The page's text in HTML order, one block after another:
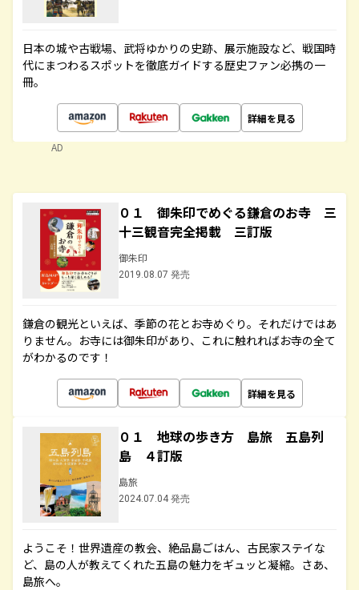
日本の城や古戦場、武将ゆかりの史跡、展示施設など、戦国時
代にまつわるスポットを徹底ガイドする歴史ファン必携の一
冊。
詳細を見る
AD
０１ 御朱印でめぐる鎌倉のお寺 三
十三観音完全掲載 三訂版
御朱印
2019.08.07 発売
鎌倉の観光といえば、季節の花とお寺めぐり。それだけではあ
りません。お寺には御朱印があり、これに触れればお寺の全て
がわかるのです！
詳細を見る
０１ 地球の歩き方 島旅 五島列
島 ４訂版
島旅
2024.07.04 発売
ようこそ！世界遺産の教会、絶品島ごはん、古民家ステイな
ど、島の人が教えてくれた五島の魅力をギュッと凝縮。さあ、
島旅へ。